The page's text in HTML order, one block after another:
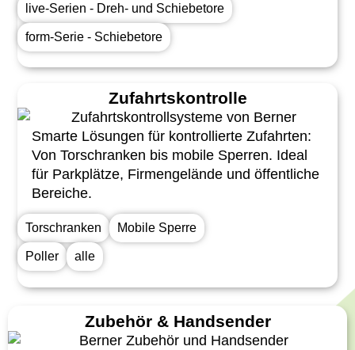
live-Serien - Dreh- und Schiebetore
form-Serie - Schiebetore
Zufahrtskontrolle
Smarte Lösungen für kontrollierte Zufahrten:
Von Torschranken bis mobile Sperren. Ideal
für Parkplätze, Firmengelände und öffentliche
Bereiche.
Torschranken Mobile Sperre
Poller alle
Zubehör & Handsender